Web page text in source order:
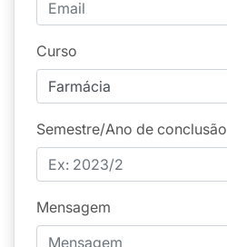
Curso
Semestre/Ano de conclusão
Mensagem